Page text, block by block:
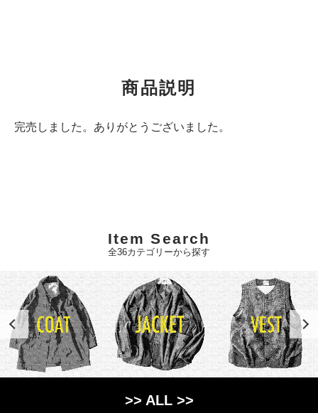
商品説明
完売しました。ありがとうございました。
Item Search
全36カテゴリーから探す
>> ALL >>